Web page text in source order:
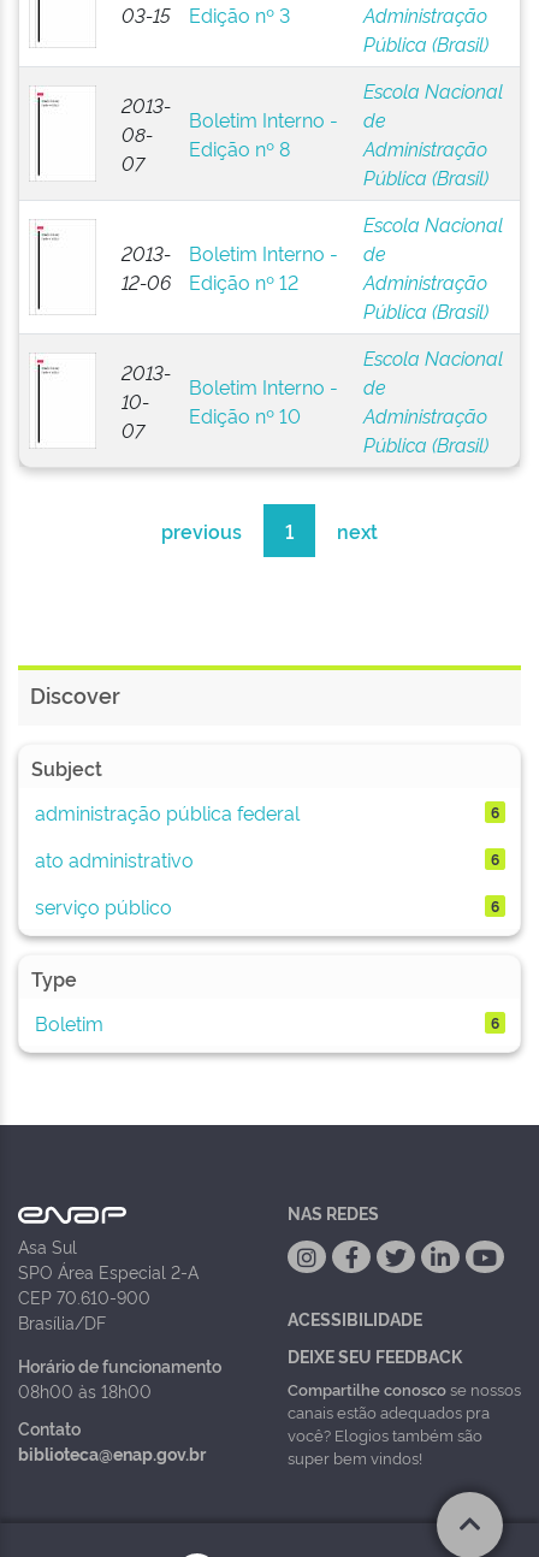
03-15
Edição nº 3
Administração
Pública (Brasil)
2013-
08-
07
Boletim Interno -
Edição nº 8
Escola Nacional
de
Administração
Pública (Brasil)
2013-
12-06
Boletim Interno -
Edição nº 12
Escola Nacional
de
Administração
Pública (Brasil)
2013-
10-
07
Boletim Interno -
Edição nº 10
Escola Nacional
de
Administração
Pública (Brasil)
previous 1 next
Discover
Subject
administração pública federal
6
ato administrativo 6
serviço público 6
Type
Boletim
6
Asa Sul
SPO Área Especial 2-A
CEP 70.610-900
Brasília/DF
Horário de funcionamento
08h00 às 18h00
Contato
biblioteca@enap.gov.br
NAS REDES
ACESSIBILIDADE
DEIXE SEU FEEDBACK
Compartilhe conoscose nossos
canais estão adequados pra
você? Elogios também são
super bem vindos!